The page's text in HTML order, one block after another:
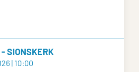
SIONSKERK
| 10:00